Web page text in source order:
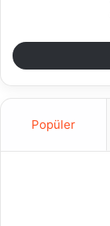
Popüler